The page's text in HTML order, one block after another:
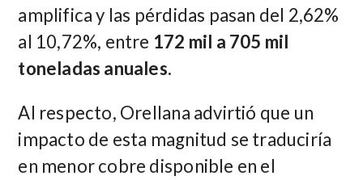
amplifica y las pérdidas pasan del 2,62%
al 10,72%, entre 172 mil a 705 mil
toneladas anuales.
Al respecto, Orellana advirtió que un
impacto de esta magnitud se traduciría
en menor cobre disponible en el